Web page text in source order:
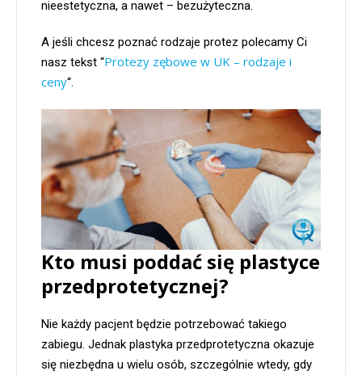
nieestetyczna, a nawet – bezużyteczna.
A jeśli chcesz poznać rodzaje protez polecamy Ci
nasz tekst “Protezy zębowe w UK – rodzaje i
ceny“.
Kto musi poddać się plastyce
przedprotetycznej?
Nie każdy pacjent będzie potrzebować takiego
zabiegu. Jednak plastyka przedprotetyczna okazuje
się niezbędna u wielu osób, szczególnie wtedy, gdy